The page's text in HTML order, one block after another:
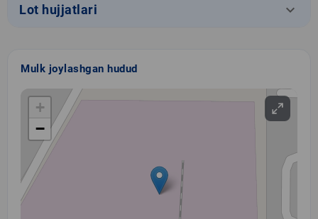
Lot hujjatlari keyboard_arrow_down
Mulk joylashgan hudud
+
−